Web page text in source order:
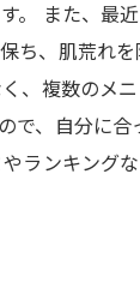
。 また、最
ち、肌荒れ
、複数のメ
で、自分に合
ランキング